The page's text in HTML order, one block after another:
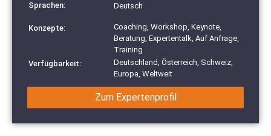
Sprachen: Deutsch
Konzepte:
Coaching, Workshop, Keynote,
Beratung, Expertentalk, Auf Anfrage,
Training
Verfügbarkeit:
Deutschland, Österreich, Schweiz,
Europa, Weltweit
Zum Expertenprofil